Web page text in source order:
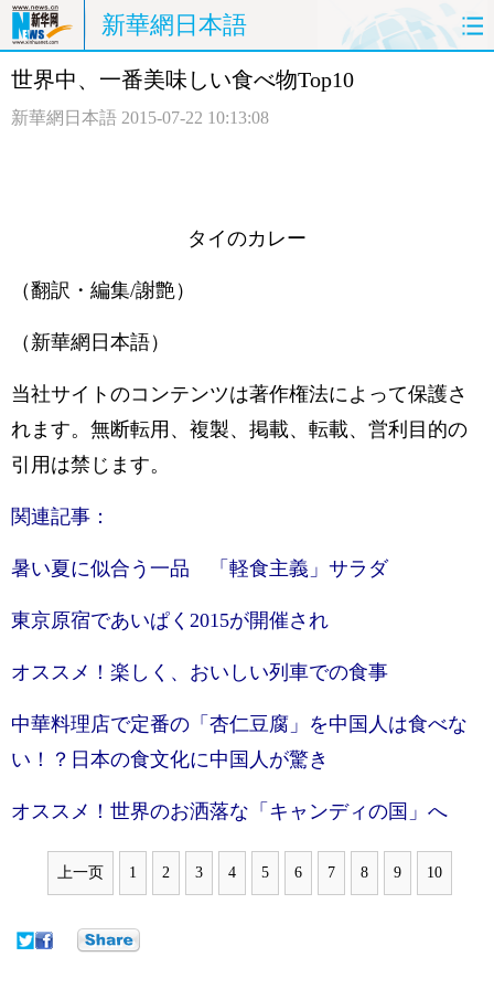
新華網日本語
ホームページ 政治
世界中、一番美味しい食べ物Top10
新華網日本語 2015-07-22 10:13:08
タイのカレー
（翻訳・編集/謝艶）
（新華網日本語）
当社サイトのコンテンツは著作権法によって保護さ
れます。無断転用、複製、掲載、転載、営利目的の
引用は禁じます。
関連記事：
暑い夏に似合う一品 「軽食主義」サラダ
東京原宿であいぱく2015が開催され
オススメ！楽しく、おいしい列車での食事
中華料理店で定番の「杏仁豆腐」を中国人は食べな
い！？日本の食文化に中国人が驚き
オススメ！世界のお洒落な「キャンディの国」へ
上一页 1 2 3 4 5 6 7 8 9 10